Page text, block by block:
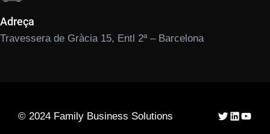
Adreça
Travessera de Gràcia 15, Entl 2ª – Barcelona
© 2024 Family Business Solutions Twitter
LinkedIn